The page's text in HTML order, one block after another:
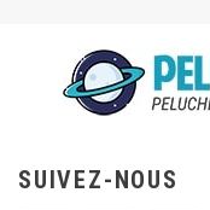
SUIVEZ-NOUS